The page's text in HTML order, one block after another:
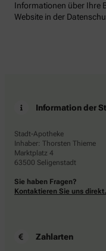
Informationen über Ihre
Website in der
Information der
Stadt-Apotheke
Inhaber: Thorsten Thieme
Marktplatz 4
63500 Seligenstadt
Sie haben Fragen?
Kontaktieren Sie uns direkt.
Zahlarten